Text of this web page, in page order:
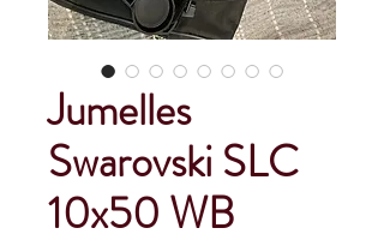
Jumelles
Swarovski SLC
10x50 WB